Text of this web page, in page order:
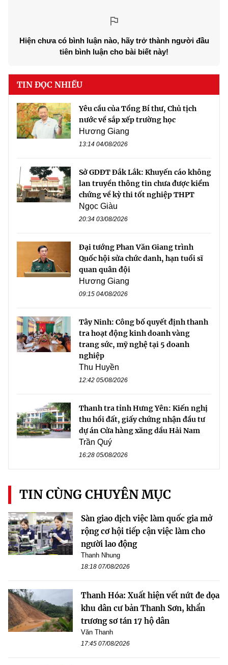
Hiện chưa có bình luận nào, hãy trở thành người đầu
tiên bình luận cho bài biết này!
TIN ĐỌC NHIỀU
Yêu cầu của Tổng Bí thư, Chủ tịch
nước về sắp xếp trường học
Hương Giang
13:14 04/08/2026
Sở GDĐT Đắk Lắk: Khuyến cáo không
lan truyền thông tin chưa được kiểm
chứng về kỳ thi tốt nghiệp THPT
Ngọc Giàu
20:34 03/08/2026
Đại tướng Phan Văn Giang trình
Quốc hội sửa chức danh, hạn tuổi sĩ
quan quân đội
Hương Giang
09:15 04/08/2026
Tây Ninh: Công bố quyết định thanh
tra hoạt động kinh doanh vàng
trang sức, mỹ nghệ tại 5 doanh
nghiệp
Thu Huyền
12:42 05/08/2026
Thanh tra tỉnh Hưng Yên: Kiến nghị
thu hồi đất, giấy chứng nhận đầu tư
dự án Cửa hàng xăng dầu Hải Nam
Trần Quý
16:28 05/08/2026
TIN CÙNG CHUYÊN MỤC
Sàn giao dịch việc làm quốc gia mở
rộng cơ hội tiếp cận việc làm cho
người lao động
Thanh Nhung
18:18 07/08/2026
Thanh Hóa: Xuất hiện vết nứt đe dọa
khu dân cư bản Thanh Sơn, khẩn
trương sơ tán 17 hộ dân
Văn Thanh
17:45 07/08/2026